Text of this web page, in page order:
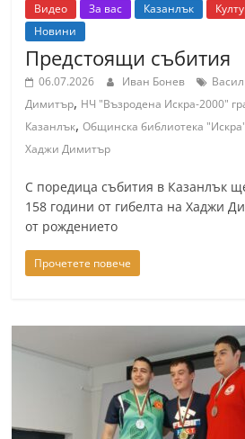
Видео За вас Казанлък
Новини
Предстоящи събития
06.07.2026 Иван Бонев
Димитър, НЧ "Възродена Искра-2000"
Казанлък,Общинска библиотека "Искра"
Хаджи Димитър
С поредица събития в Казанлък
158 години от гибелта на Хаджи
от рождението
Прочетете повече